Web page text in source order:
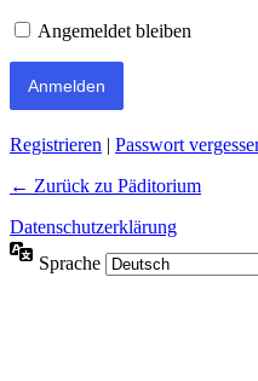
Angemeldet bleiben
Registrieren | Passwort
← Zurück zu Päditorium
Datenschutzerklärung
Sprache